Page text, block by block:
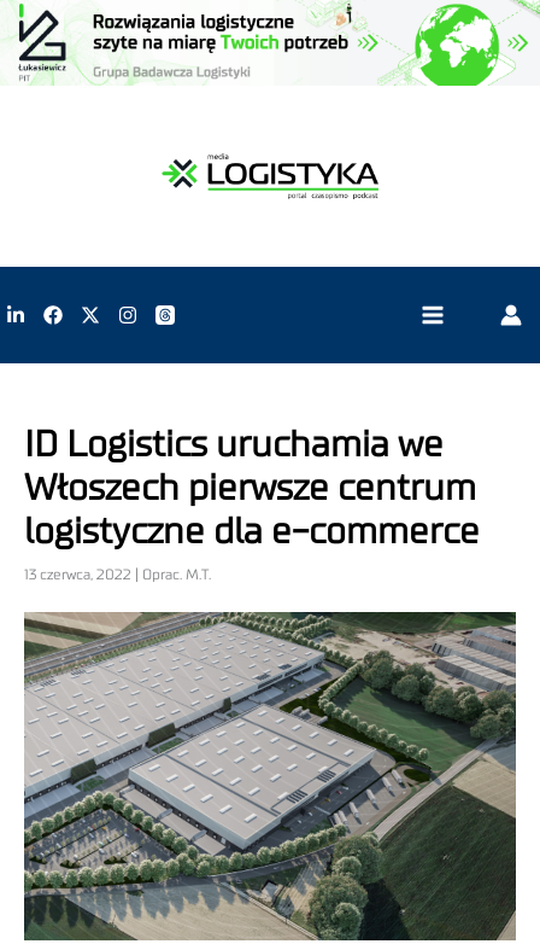
ID Logistics uruchamia we
Włoszech pierwsze centrum
logistyczne dla e-commerce
13 czerwca, 2022 | Oprac. M.T.